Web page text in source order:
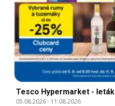
Tesco Hypermarket - leták
05.08.2026- 11.08.2026